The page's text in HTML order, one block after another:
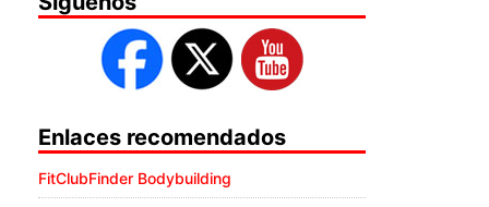
Enlaces recomendados
FitClubFinder Bodybuilding